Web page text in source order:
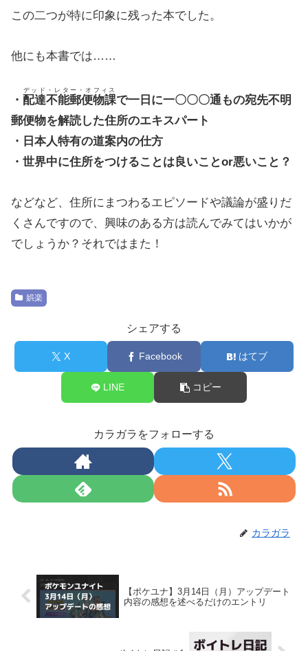
この二つが特に印象に残った本でした。
他にも本書では……
・ 配達不能郵便物課
デッド・レター・オフィス
で一日に一〇〇〇通もの宛先不明
郵便物を解読した住所のエキスパート
・日本人特有の道案内の仕方
・世界中に住所をつけることは良いことor悪いこと？
などなど、住所にまつわるエピソードや議論が盛りだ
くさんですので、興味のある方は読んでみてはいかが
でしょうか？それではまた！
娯楽
シェアする
X Facebook はてブ
LINE コピー
カラガラをフォローする
カラガラ
【ポケユナ】3月14日（月）アップデート
内容の感想を述べるだけのエントリ